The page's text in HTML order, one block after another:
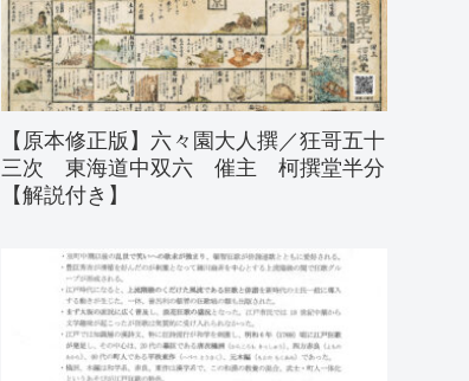
【原本修正版】六々園大人撰／狂哥五十
三次 東海道中双六 催主 柯撰堂半分
【解説付き】